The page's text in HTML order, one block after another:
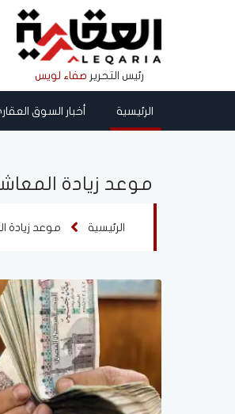
رئيس التحرير صفاء لويس
الرئيسية أخبار السوق
موعد زيادة المعاشات
الرئيسية موعد زيادة